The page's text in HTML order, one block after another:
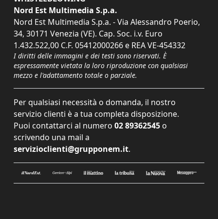
Nord Est Multimedia S.p.a.
Nord Est Multimedia S.p.a. - Via Alessandro Poerio,
34, 30171 Venezia (VE). Cap. Soc. i.v. Euro
1.432.522,00 C.F. 05412000266 e REA VE-454332
I diritti delle immagini e dei testi sono riservati. È
espressamente vietata la loro riproduzione con qualsiasi
mezzo e l'adattamento totale o parziale.
Per qualsiasi necessità o domanda, il nostro
servizio clienti è a tua completa disposizione.
Puoi contattarci al numero 02 89362545 o
scrivendo una mail a
servizioclienti@grupponem.it.